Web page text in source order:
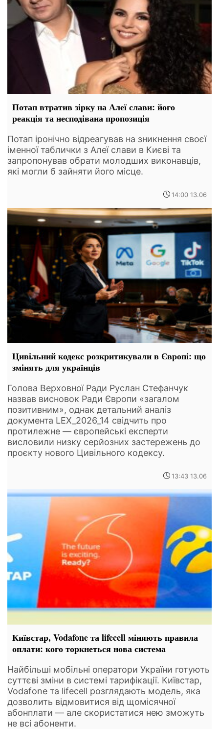
Потап втратив зірку на Алеї слави: його
реакція та несподівана пропозиція
Потап іронічно відреагував на зникнення своєї
іменної таблички з Алеї слави в Києві та
запропонував обрати молодших виконавців,
які могли б зайняти його місце.
14:00 13.06
Цивільний кодекс розкритикували в Європі: що
змінять для українців
Голова Верховної Ради Руслан Стефанчук
назвав висновок Ради Європи «загалом
позитивним», однак детальний аналіз
документа LEX_2026_14 свідчить про
протилежне — європейські експерти
висловили низку серйозних застережень до
проєкту нового Цивільного кодексу.
13:43 13.06
Київстар, Vodafone та lifecell міняють правила
оплати: кого торкнеться нова система
Найбільші мобільні оператори України готують
суттєві зміни в системі тарифікації. Київстар,
Vodafone та lifecell розглядають модель, яка
дозволить відмовитися від щомісячної
абонплати — але скористатися нею зможуть
не всі абоненти.